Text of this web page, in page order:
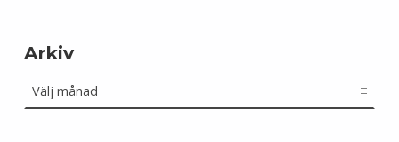
Arkiv